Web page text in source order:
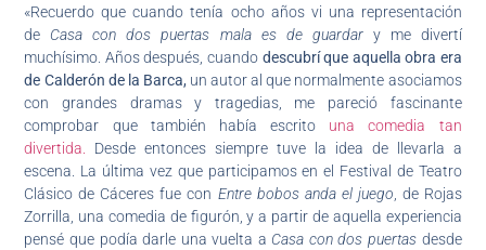
«Recuerdo que cuando tenía ocho años vi una representación
de Casa con dos puertas mala es de guardary me divertí
muchísimo. Años después, cuando descubrí que aquella obra era
de Calderón de la Barca, un autor al que normalmente asociamos
con grandes dramas y tragedias, me pareció fascinante
comprobar que también había escrito una comedia tan
divertida. Desde entonces siempre tuve la idea de llevarla a
escena. La última vez que participamos en el Festival de Teatro
Clásico de Cáceres fue con Entre bobos anda el juego , de Rojas
Zorrilla, una comedia de figurón, y a partir de aquella experiencia
pensé que podía darle una vuelta a Casa con dos puertas desde